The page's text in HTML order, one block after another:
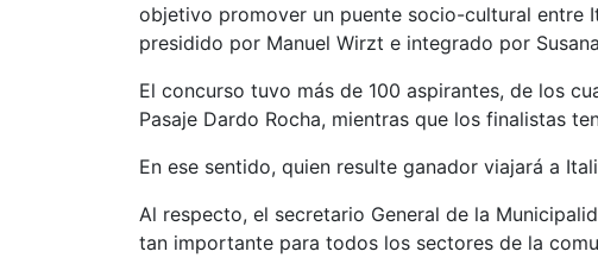
objetivo promover un puente socio-cultural entre
presidido por Manuel Wirzt e integrado por
El concurso tuvo más de 100 aspirantes, de los
Pasaje Dardo Rocha, mientras que los finalistas
En ese sentido, quien resulte ganador viajará a
Al respecto, el secretario General de la
tan importante para todos los sectores de la